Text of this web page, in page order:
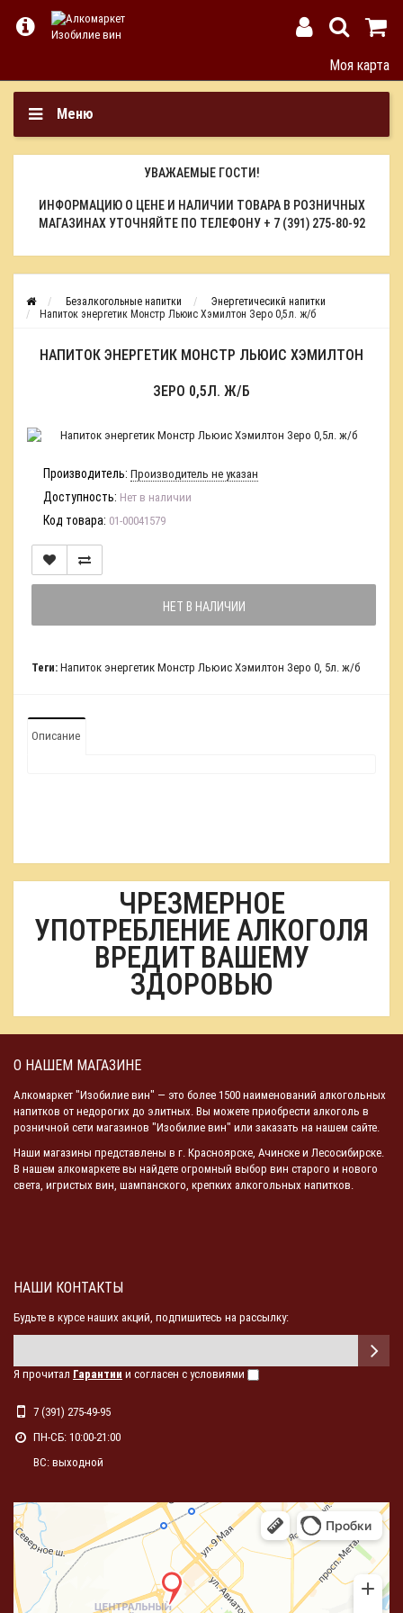
Моя карта
Меню
УВАЖАЕМЫЕ ГОСТИ!
ИНФОРМАЦИЮ О ЦЕНЕ И НАЛИЧИИ ТОВАРА В РОЗНИЧНЫХ
МАГАЗИНАХ УТОЧНЯЙТЕ ПО ТЕЛЕФОНУ + 7 (391) 275-80-92
Безалкогольные напитки
Энергетичесикй напитки
Напиток энергетик Монстр Льюис Хэмилтон Зеро 0,5л. ж/б
НАПИТОК ЭНЕРГЕТИК МОНСТР ЛЬЮИС ХЭМИЛТОН
ЗЕРО 0,5Л. Ж/Б
Производитель: Производитель не указан
Доступность: Нет в наличии
Код товара: 01-00041579
НЕТ В НАЛИЧИИ
Теги: Напиток энергетик Монстр Льюис Хэмилтон Зеро 0, 5л. ж/б
Описание
ЧРЕЗМЕРНОЕ
УПОТРЕБЛЕНИЕ АЛКОГОЛЯ
ВРЕДИТ ВАШЕМУ
ЗДОРОВЬЮ
О НАШЕМ МАГАЗИНЕ
Алкомаркет "Изобилие вин" — это более 1500 наименований алкогольных
напитков от недорогих до элитных. Вы можете приобрести алкоголь в
розничной сети магазинов "Изобилие вин" или заказать на нашем сайте.
Наши магазины представлены в г. Красноярске, Ачинске и Лесосибирске.
В нашем алкомаркете вы найдете огромный выбор вин старого и нового
света, игристых вин, шампанского, крепких алкогольных напитков.
НАШИ КОНТАКТЫ
Будьте в курсе наших акций, подпишитесь на рассылку:
Я прочитал Гарантии и согласен с условиями
7 (391) 275-49-95
ПН-СБ: 10:00-21:00
ВС: выходной